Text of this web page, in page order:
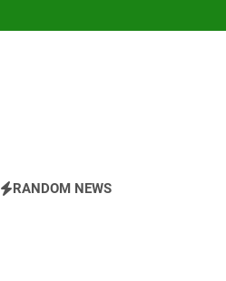
RANDOM NEWS